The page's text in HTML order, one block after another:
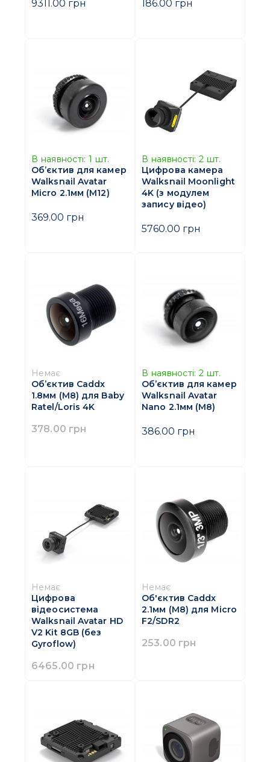
9311.00 грн 186.00 грн
В наявності: 1 шт.
Об’єктив для камер
Walksnail Avatar
Micro 2.1мм (M12)
369.00 грн
В наявності: 2 шт.
Цифрова камера
Walksnail Moonlight
4K (з модулем
запису відео)
5760.00 грн
Немає
Об’єктив Caddx
1.8мм (M8) для Baby
Ratel/Loris 4K
378.00 грн
В наявності: 2 шт.
Об’єктив для камер
Walksnail Avatar
Nano 2.1мм (M8)
386.00 грн
Немає
Цифрова
відеосистема
Walksnail Avatar HD
V2 Kit 8GB (без
Gyroflow)
6465.00 грн
Немає
Об'єктив Caddx
2.1мм (M8) для Micro
F2/SDR2
253.00 грн